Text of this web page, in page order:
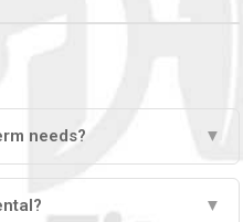
needs? ▼
▼